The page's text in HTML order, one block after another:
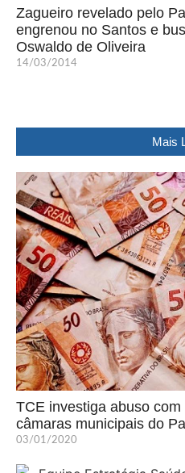
Zagueiro revelado pelo
engrenou no Santos e
Oswaldo de Oliveira
14/03/2014
Mais
TCE investiga abuso
câmaras municipais do
03/01/2020